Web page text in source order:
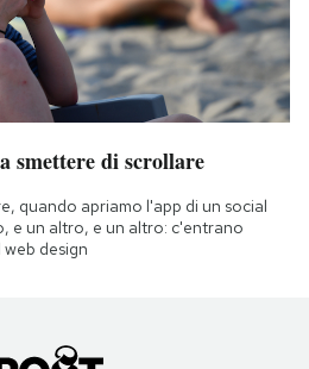
smettere di scrollare
quando apriamo l'app di un social
e un altro, e un altro: c'entrano
design